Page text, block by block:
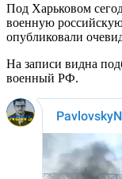
Под Харьковом
военную
опубликовали
На записи видна
военный РФ.